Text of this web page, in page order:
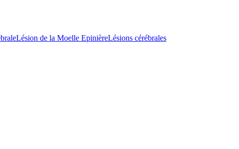
Lésion de la Moelle EpinièreLésions cérébrales